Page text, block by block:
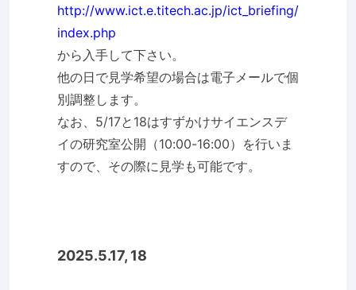
http://www.ict.e.titech.ac.jp/ict_briefing/
index.php
から入手して下さい。
他の日で見学希望の場合は電子メールで個
別調整します。
なお、5/17と18はすずかけサイエンスデ
イの研究室公開（10:00-16:00）を行いま
すので、その際に見学も可能です。
2025.5.17, 18